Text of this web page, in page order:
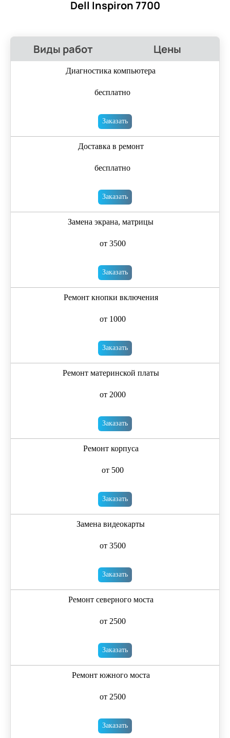
Dell Inspiron 7700
Виды работ Цены
Диагностика компьютера
бесплатно
Заказать
Доставка в ремонт
бесплатно
Заказать
Замена экрана, матрицы
от 3500
Заказать
Ремонт кнопки включения
от 1000
Заказать
Ремонт материнской платы
от 2000
Заказать
Ремонт корпуса
от 500
Заказать
Замена видеокарты
от 3500
Заказать
Ремонт северного моста
от 2500
Заказать
Ремонт южного моста
от 2500
Заказать